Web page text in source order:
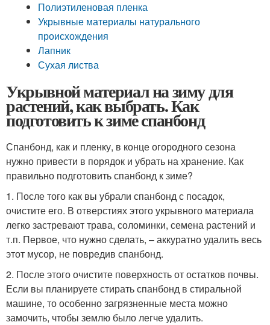
Полиэтиленовая пленка
Укрывные материалы натурального
происхождения
Лапник
Сухая листва
Укрывной материал на зиму для
растений, как выбрать. Как
подготовить к зиме спанбонд
Спанбонд, как и пленку, в конце огородного сезона
нужно привести в порядок и убрать на хранение. Как
правильно подготовить спанбонд к зиме?
1. После того как вы убрали спанбонд с посадок,
очистите его. В отверстиях этого укрывного материала
легко застревают трава, соломинки, семена растений и
т.п. Первое, что нужно сделать, – аккуратно удалить весь
этот мусор, не повредив спанбонд.
2. После этого очистите поверхность от остатков почвы.
Если вы планируете стирать спанбонд в стиральной
машине, то особенно загрязненные места можно
замочить, чтобы землю было легче удалить.